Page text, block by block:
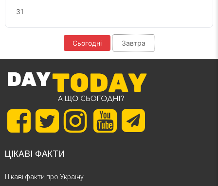
31
Сьогодні Завтра
ЦІКАВІ ФАКТИ
Цікаві факти про Україну